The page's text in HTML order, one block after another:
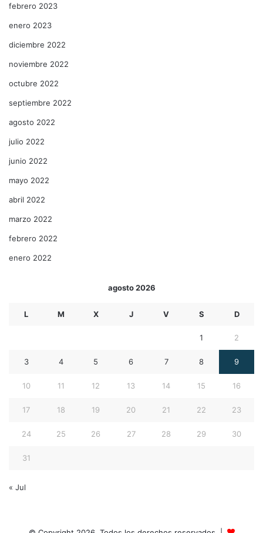
febrero 2023
enero 2023
diciembre 2022
noviembre 2022
octubre 2022
septiembre 2022
agosto 2022
julio 2022
junio 2022
mayo 2022
abril 2022
marzo 2022
febrero 2022
enero 2022
agosto 2026
L M X J V S D
1 2
3 4 5 6 7 8 9
10 11 12 13 14 15 16
17 18 19 20 21 22 23
24 25 26 27 28 29 30
31
« Jul